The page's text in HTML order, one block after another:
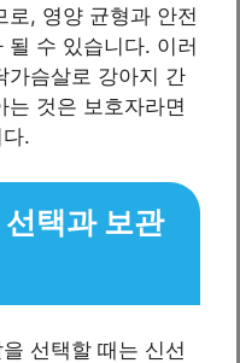
로, 영양 균형과 안전
될 수 있습니다. 이러
가슴살로 강아지 간
는 것은 보호자라면
.
택과 보관
선택할 때는 신선